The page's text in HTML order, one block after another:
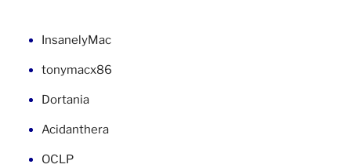
InsanelyMac
tonymacx86
Dortania
Acidanthera
OCLP